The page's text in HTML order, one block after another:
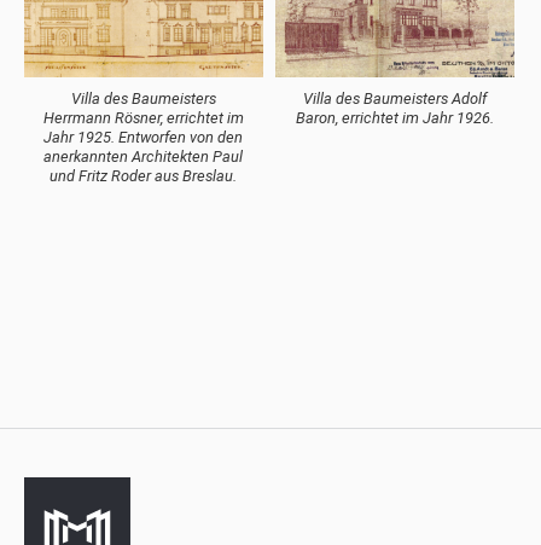
Villa des Baumeisters
Herrmann Rösner, errichtet im
Jahr 1925. Entworfen von den
anerkannten Architekten Paul
und Fritz Roder aus Breslau.
Villa des Baumeisters Adolf
Baron, errichtet im Jahr 1926.